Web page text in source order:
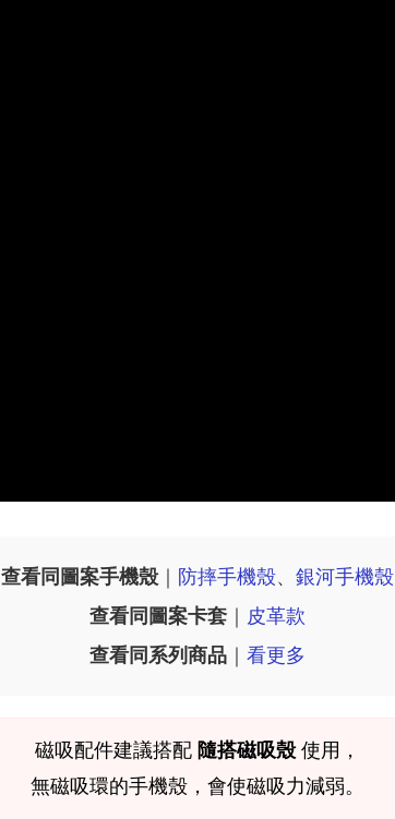
查看同圖案手機殼｜ 防摔手機殼、 銀河手機殼
查看同圖案卡套
皮革款
查看同系列商品
看更多
磁吸配件建議搭配 隨搭磁吸殼使用，
無磁吸環的手機殼，會使磁吸力減弱。